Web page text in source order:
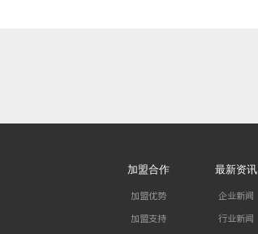
加盟合作
加盟优势
加盟支持
最新资讯
企业新闻
行业新闻